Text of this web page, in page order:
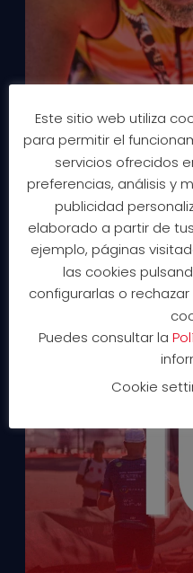
Este sitio web utiliza
para permitir el
servicios ofrecidos
preferencias, análisis y
publicidad
elaborado a partir de
ejemplo, páginas
las cookies
configurarlas o
Puedes consultar la
Cookie